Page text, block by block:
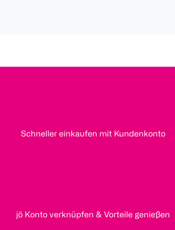
Schneller einkaufen mit Kundenkonto
jö Konto verknüpfen & Vorteile genießen